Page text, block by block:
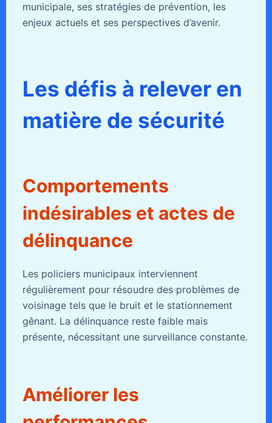
municipale, ses stratégies de prévention, les
enjeux actuels et ses perspectives d’avenir.
Les défis à relever en
matière de sécurité
Comportements
indésirables et actes de
délinquance
Les policiers municipaux interviennent
régulièrement pour résoudre des problèmes de
voisinage tels que le bruit et le stationnement
gênant. La délinquance reste faible mais
présente, nécessitant une surveillance constante.
Améliorer les